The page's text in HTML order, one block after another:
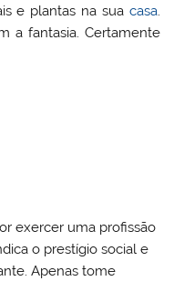
e plantas na sua casa.
a fantasia. Certamente
exercer uma profissão
o prestígio social e
Apenas tome